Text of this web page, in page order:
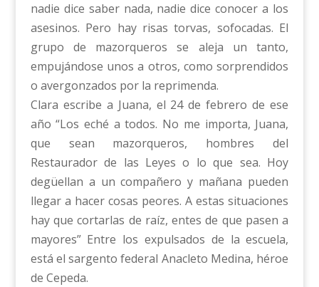
nadie dice saber nada, nadie dice conocer a los
asesinos. Pero hay risas torvas, sofocadas. El
grupo de mazorqueros se aleja un tanto,
empujándose unos a otros, como sorprendidos
o avergonzados por la reprimenda.
Clara escribe a Juana, el 24 de febrero de ese
año “Los eché a todos. No me importa, Juana,
que sean mazorqueros, hombres del
Restaurador de las Leyes o lo que sea. Hoy
degüellan a un compañero y mañana pueden
llegar a hacer cosas peores. A estas situaciones
hay que cortarlas de raíz, entes de que pasen a
mayores” Entre los expulsados de la escuela,
está el sargento federal Anacleto Medina, héroe
de Cepeda.